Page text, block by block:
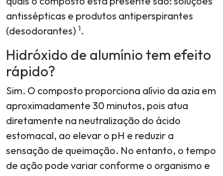
antissépticas e produtos antiperspirantes
(desodorantes) 1.
Hidróxido de alumínio tem efeito
rápido?
Sim. O composto proporciona alívio da azia em
aproximadamente 30 minutos, pois atua
diretamente na neutralização do ácido
estomacal, ao elevar o pH e reduzir a
sensação de queimação. No entanto, o tempo
de ação pode variar conforme o organismo e